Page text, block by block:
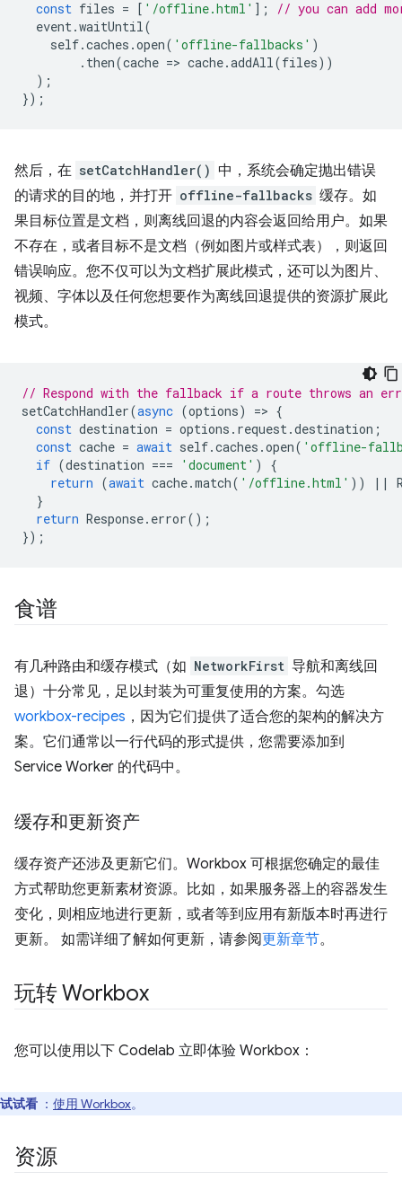
const files = [ '/offline.html' ];
// you can add
event.waitUntil(
self.caches .open( 'offline-fallbacks' )
. then(cache => cache.addAll(files))
);
});
然后，在 setCatchHandler() 中，系统会确定抛出错误
的请求的目的地，并打开 offline-fallbacks 缓存。如
果目标位置是文档，则离线回退的内容会返回给用户。如果
不存在，或者目标不是文档（例如图片或样式表），则返回
错误响应。您不仅可以为文档扩展此模式，还可以为图片、
视频、字体以及任何您想要作为离线回退提供的资源扩展此
模式。
// Respond with the fallback if a route throws an
setCatchHandler(async (options) => {
const destination = options . request.destination ;
const cache = await self.caches .open( 'offline-
if (destination === 'document' )
{
return (await cache.match( '/offline.html' )) ||
}
return Response. error();
});
食谱
有几种路由和缓存模式（如 NetworkFirst 导航和离线回
退）十分常见，足以封装为可重复使用的方案。勾选
workbox-recipes ，因为它们提供了适合您的架构的解决方
案。它们通常以一行代码的形式提供，您需要添加到
Service Worker 的代码中。
缓存和更新资产
缓存资产还涉及更新它们。Workbox 可根据您确定的最佳
方式帮助您更新素材资源。比如，如果服务器上的容器发生
变化，则相应地进行更新，或者等到应用有新版本时再进行
更新。 如需详细了解如何更新，请参阅更新章节。
玩转 Workbox
您可以使用以下 Codelab 立即体验 Workbox：
试试看 ： 使用 Workbox。
资源